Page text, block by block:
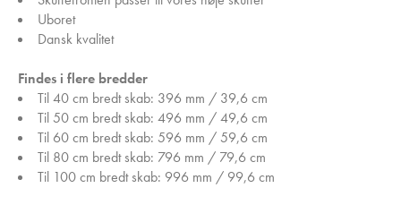
Uboret
Dansk kvalitet
Findes i flere bredder
Til 40 cm bredt skab: 396 mm / 39,6 cm
Til 50 cm bredt skab: 496 mm / 49,6 cm
Til 60 cm bredt skab: 596 mm / 59,6 cm
Til 80 cm bredt skab: 796 mm / 79,6 cm
Til 100 cm bredt skab: 996 mm / 99,6 cm